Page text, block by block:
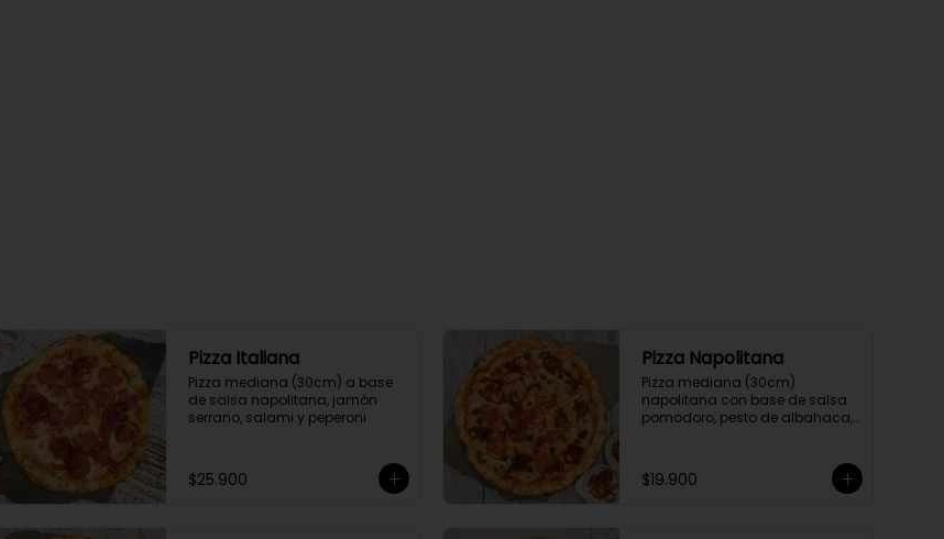
Pizza Italiana
Pizza mediana (30cm) a base
de salsa napolitana, jamón
serrano, salami y peperoni
$25.900
Pizza Napolitana
Pizza mediana (30cm)
napolitana con base de salsa
pomodoro, pesto de albahaca,
$19.900